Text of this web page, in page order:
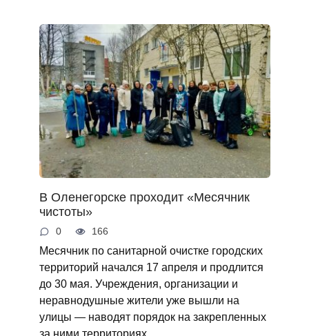
В Оленегорске проходит «Месячник
чистоты»
0 166
Месячник по санитарной очистке городских
территорий начался 17 апреля и продлится
до 30 мая. Учреждения, организации и
неравнодушные жители уже вышли на
улицы — наводят порядок на закрепленных
за ними территориях.